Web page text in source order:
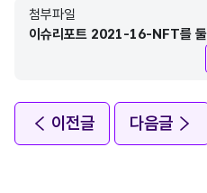
첨부파일
이슈리포트 2021-16-NFT를 둘
이전글 다음글